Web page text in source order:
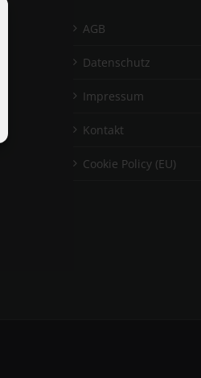
AGB
Datenschutz
Impressum
Kontakt
Cookie Policy (EU)